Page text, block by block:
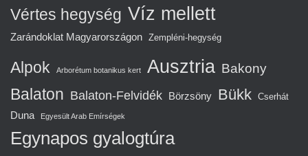
Vértes hegység Víz mellett
Zarándoklat Magyarországon Zempléni-hegység
Alpok Arborétum botanikus kert Ausztria Bakony
Balaton Balaton-Felvidék Börzsöny Bükk Cserhát
Duna Egyesült Arab Emírségek
Egynapos gyalogtúra